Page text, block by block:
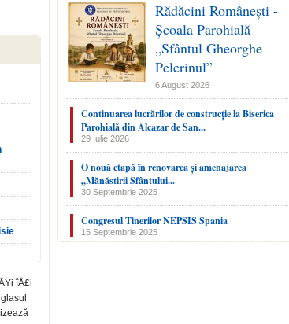
îÅ£i
Rădăcini Românești -
Școala Parohială
„Sfântul Gheorghe
Pelerinul”
6 August 2026
Continuarea lucrărilor de construcție la Biserica
Parohială din Alcazar de San...
29 Iulie 2026
O nouă etapă în renovarea și amenajarea
„Mănăstirii Sfântului...
30 Septembrie 2025
Congresul Tinerilor NEPSIS Spania
15 Septembrie 2025